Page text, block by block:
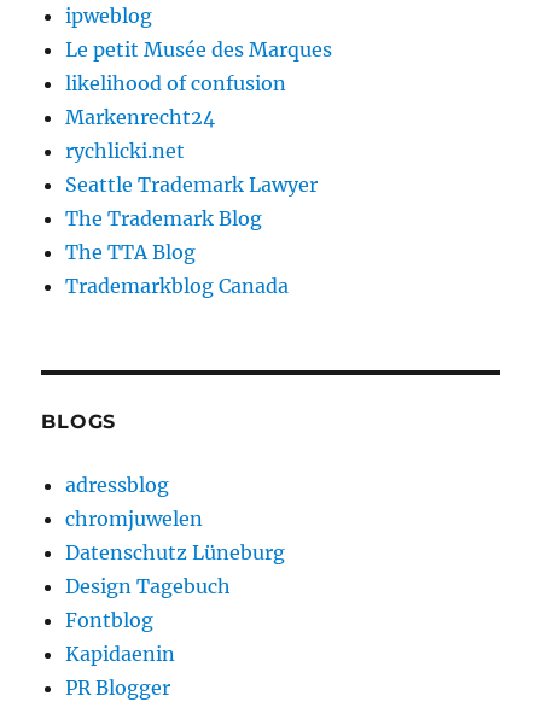
ipweblog
Le petit Musée des Marques
likelihood of confusion
Markenrecht24
rychlicki.net
Seattle Trademark Lawyer
The Trademark Blog
The TTA Blog
Trademarkblog Canada
BLOGS
adressblog
chromjuwelen
Datenschutz Lüneburg
Design Tagebuch
Fontblog
Kapidaenin
PR Blogger